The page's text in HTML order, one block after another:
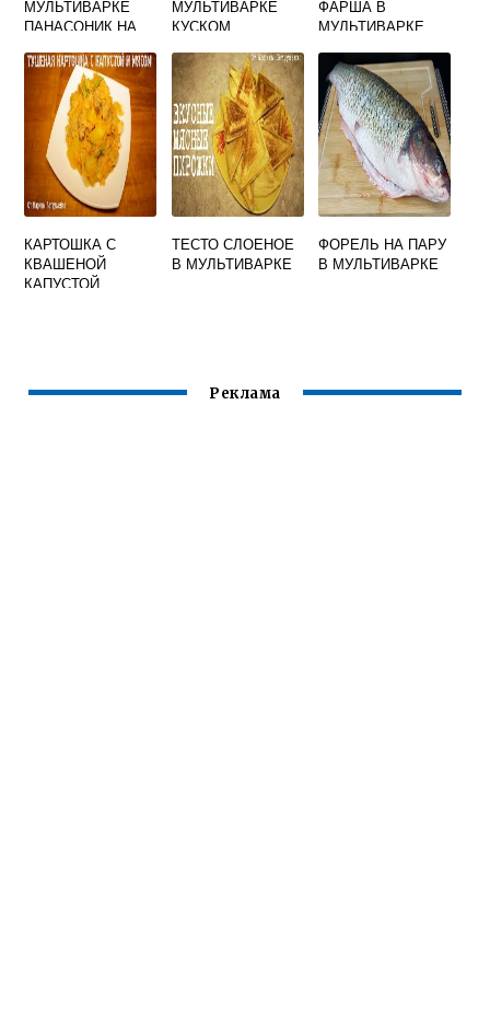
МУЛЬТИВАРКЕ
ПАНАСОНИК НА
МУЛЬТИВАРКЕ
КУСКОМ
ЗАПЕЧЕННАЯ
ФАРША В
МУЛЬТИВАРКЕ
КАРТОШКА С
КВАШЕНОЙ
КАПУСТОЙ
ТЕСТО СЛОЕНОЕ
В МУЛЬТИВАРКЕ
ФОРЕЛЬ НА ПАРУ
В МУЛЬТИВАРКЕ
Реклама